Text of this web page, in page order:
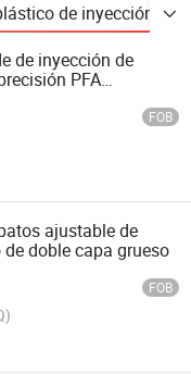
de inyección
de inyección de
PFA
FOB
ajustable de
doble capa grueso
FOB